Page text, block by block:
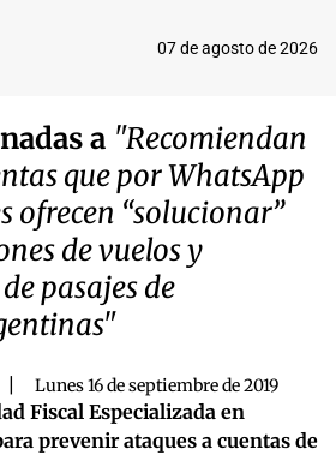
07 de agosto de 2026
a "Recomiendan
que por WhatsApp
ofrecen “solucionar”
de vuelos y
pasajes de
Lunes 16 de septiembre de 2019
Fiscal Especializada en
prevenir ataques a cuentas de